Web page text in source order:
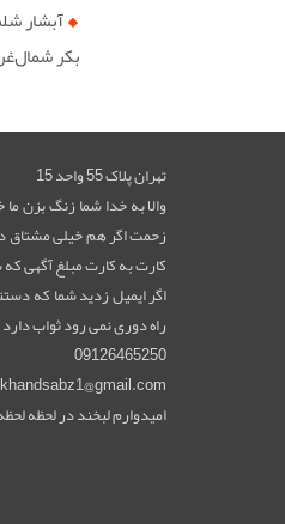
آبشار
بکر
تهران پلاک 55 واحد 15
والا به خدا شما زنگ بزن
زحمت اگر هم خیلی
کارت به کارت مبلغ آگهی
اگر ایمیل زدید شما که
راه دوری نمی رود ثواب
09126465250
امیدوارم لبخند در لحظه